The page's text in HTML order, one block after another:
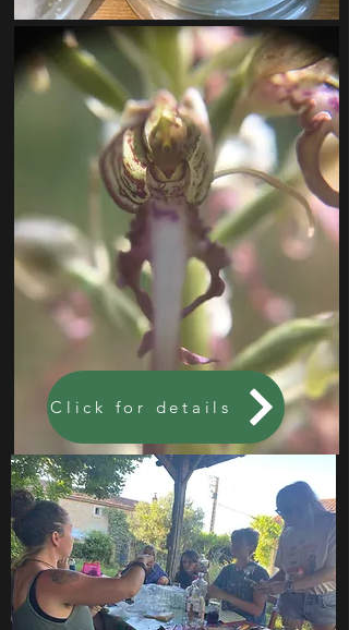
Click for details